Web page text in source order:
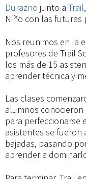
en
RKF
El
Durazno junto a Trail
Niño con las futuras
Nos reunimos en la
profesores de Trail
los más de 15
aprender técnica y
Las clases
alumnos conocieron
para perfeccionarse
asistentes se fueron
bajadas, pasando
aprender a